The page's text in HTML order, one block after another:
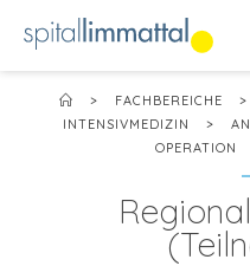
> FACHBEREICHE >
INTENSIVMEDIZIN
>
OPERATION